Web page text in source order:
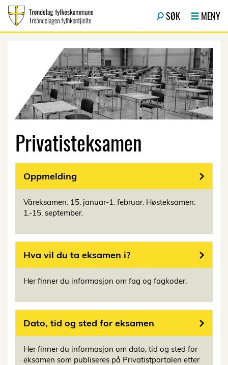
SØK MENY
Privatisteksamen
Oppmelding
Våreksamen: 15. januar-1. februar. Høsteksamen:
1.-15. september.
Hva vil du ta eksamen i?
Her finner du informasjon om fag og fagkoder.
Dato, tid og sted for eksamen
Her finner du informasjon om dato, tid og sted for
eksamen som publiseres på Privatistportalen etter